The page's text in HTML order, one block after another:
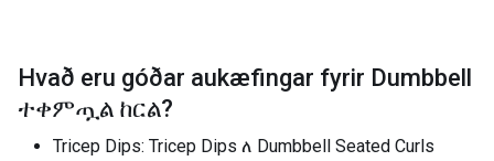
Hvað eru góðar aukæfingar fyrir Dumbbell
ተቀምጧል ከርል?
Tricep Dips: Tricep Dips ለ Dumbbell Seated Curls